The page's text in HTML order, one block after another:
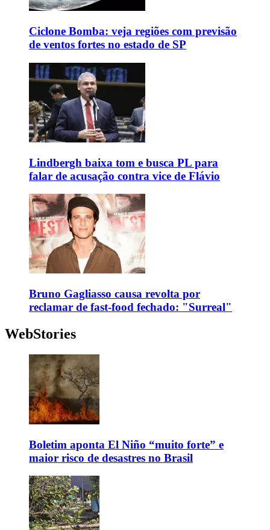
Ciclone Bomba: veja regiões com previsão
de ventos fortes no estado de SP
Lindbergh baixa tom e busca PL para
falar de acusação contra vice de Flávio
Bruno Gagliasso causa revolta por
reclamar de fast-food fechado: "Surreal"
WebStories
Boletim aponta El Niño “muito forte” e
maior risco de desastres no Brasil